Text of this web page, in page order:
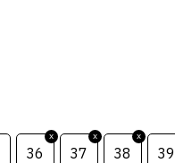
36 37 38 39